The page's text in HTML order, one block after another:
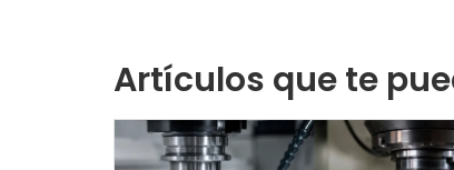
Artículos que te